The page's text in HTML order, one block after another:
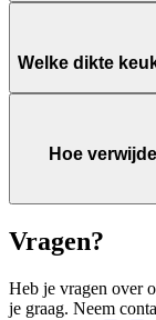
Welke dikte
Hoe
Vragen?
Heb je vragen over
je graag. Neem